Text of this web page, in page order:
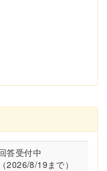
答受付中
（2026/8/19まで）